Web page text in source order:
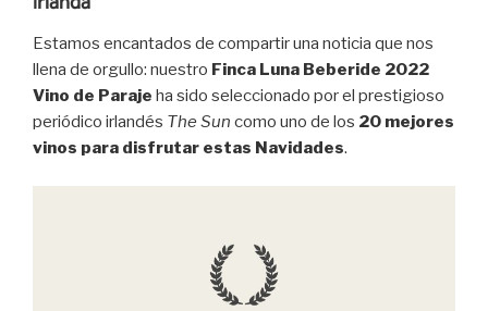
Estamos encantados de compartir una noticia que nos
llena de orgullo: nuestro Finca Luna Beberide 2022
Vino de Paraje ha sido seleccionado por el prestigioso
periódico irlandés The Sun como uno de los 20 mejores
vinos para disfrutar estas Navidades.